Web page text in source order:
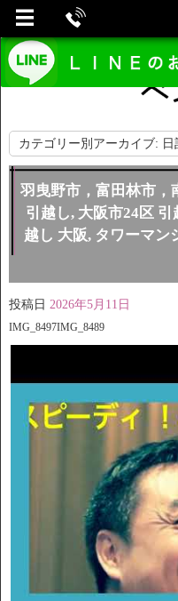
カテゴリー別アーカイブ: 日
羽曳野市，富田林市，
引越し, 大阪市24区 引
越し 大阪, タワーマ
投稿日 2026年5月11日
IMG_8497IMG_8489